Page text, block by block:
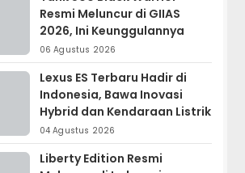
Resmi Meluncur di GIIAS
2026, Ini Keunggulannya
06 Agustus 2026
Lexus ES Terbaru Hadir di
Indonesia, Bawa Inovasi
Hybrid dan Kendaraan Listrik
04 Agustus 2026
Liberty Edition Resmi